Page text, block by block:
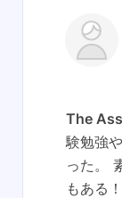
The
験勉強
った。
もある！